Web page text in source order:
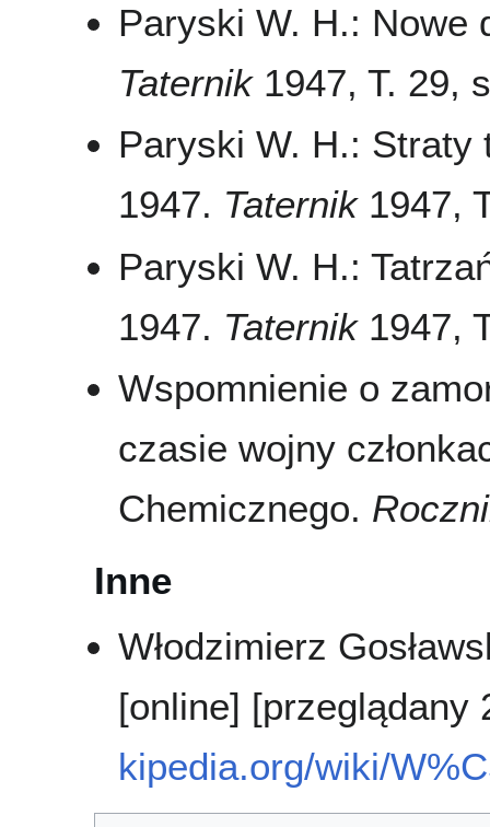
Paryski W. H.: Nowe
Taternik1947, T. 29,
Paryski W. H.: Straty
1947. Taternik1947,
Paryski W. H.:
1947. Taternik1947,
Wspomnienie o
czasie wojny
Chemicznego.
Inne
Włodzimierz
[online]
kipedia.org/wiki/